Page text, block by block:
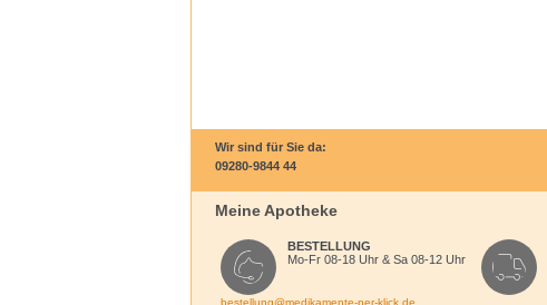
Wir sind für Sie da:
09280-9844 44
Meine Apotheke
BESTELLUNG
Mo-Fr 08-18 Uhr & Sa 08-12 Uhr
bestellung@medikamente-per-klick.de